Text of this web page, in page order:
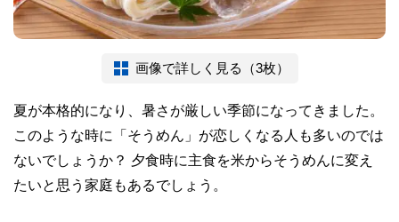
画像で詳しく見る（3枚）
夏が本格的になり、暑さが厳しい季節になってきました。
このような時に「そうめん」が恋しくなる人も多いのでは
ないでしょうか？ 夕食時に主食を米からそうめんに変え
たいと思う家庭もあるでしょう。